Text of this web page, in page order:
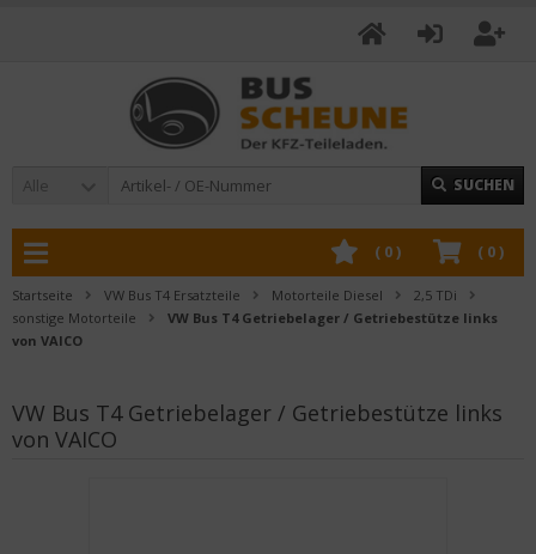
Alle SUCHEN
( 0)
( 0)
Startseite VW Bus T4 Ersatzteile Motorteile Diesel
2,5 TDi
sonstige Motorteile
VW Bus T4 Getriebelager / Getriebestütze links
von VAICO
VW Bus T4 Getriebelager / Getriebestütze links
von VAICO